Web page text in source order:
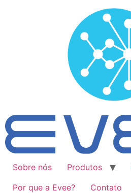
Sobre nós Produtos
Por que a Evee?
Contato